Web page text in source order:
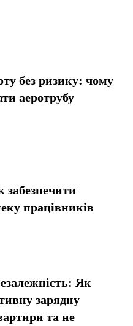
без ризику: чому
аеротрубу
забезпечити
працівників
Як
зарядну
та не